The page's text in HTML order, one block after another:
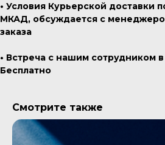
• Условия Курьерской доставки
МКАД, обсуждается с
заказа
• Встреча с нашим сотрудником
Бесплатно
Смотрите также